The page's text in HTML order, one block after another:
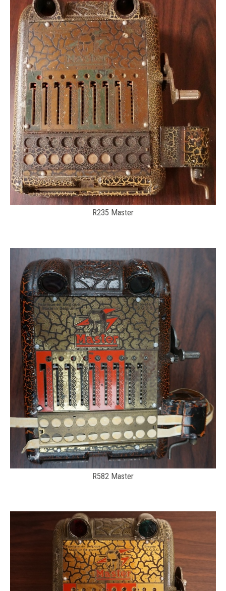
R235 Master
R582 Master